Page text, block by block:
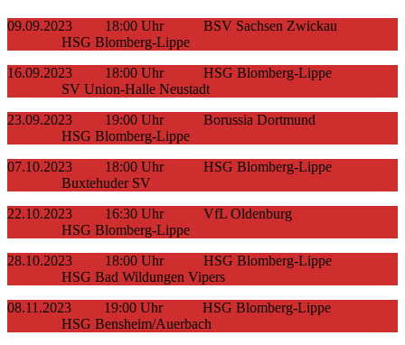
09.09.2023 18:00 Uhr BSV Sachsen Zwickau
HSG Blomberg-Lippe
16.09.2023 18:00 Uhr HSG Blomberg-Lippe
SV Union-Halle Neustadt
23.09.2023 19:00 Uhr Borussia Dortmund
HSG Blomberg-Lippe
07.10.2023 18:00 Uhr HSG Blomberg-Lippe
Buxtehuder SV
22.10.2023 16:30 Uhr VfL Oldenburg
HSG Blomberg-Lippe
28.10.2023 18:00 Uhr HSG Blomberg-Lippe
HSG Bad Wildungen Vipers
08.11.2023 19:00 Uhr HSG Blomberg-Lippe
HSG Bensheim/Auerbach